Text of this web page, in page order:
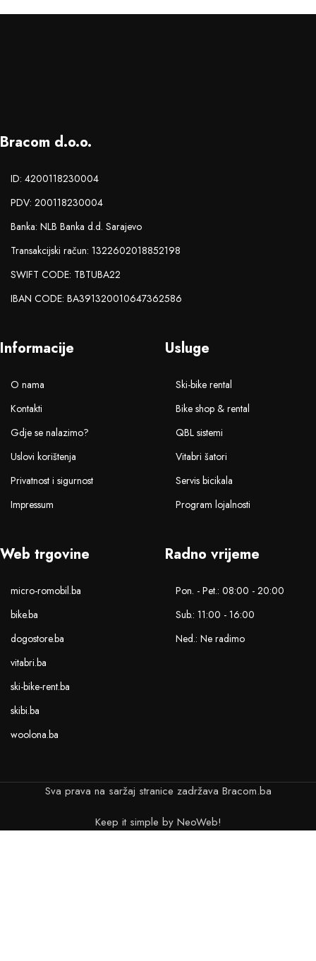
Bracom d.o.o.
ID: 4200118230004
PDV: 200118230004
Banka: NLB Banka d.d. Sarajevo
Transakcijski račun: 1322602018852198
SWIFT CODE: TBTUBA22
IBAN CODE: BA391320010647362586
Informacije
O nama
Kontakti
Gdje se nalazimo?
Uslovi korištenja
Privatnost i sigurnost
Impressum
Usluge
Ski-bike rental
Bike shop & rental
QBL sistemi
Vitabri šatori
Servis bicikala
Program lojalnosti
Web trgovine
micro-romobil.ba
bike.ba
dogostore.ba
vitabri.ba
ski-bike-rent.ba
skibi.ba
woolona.ba
Radno vrijeme
Pon. - Pet.: 08:00 - 20:00
Sub.: 11:00 - 16:00
Ned.: Ne radimo
Sva prava na saržaj stranice zadržava Bracom.ba
Keep it simple by NeoWeb!